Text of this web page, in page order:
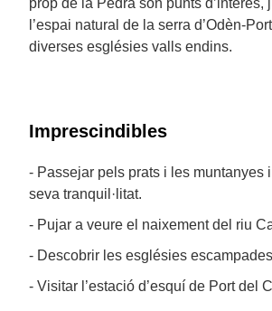
prop de la Pedra són punts d’interès,
l’espai natural de la serra d’Odèn-
diverses esglésies valls endins.
Imprescindibles
- Passejar pels prats i les muntanyes
seva tranquil·litat.
- Pujar a veure el naixement del riu
- Descobrir les esglésies
- Visitar l’estació d’esquí de Port del